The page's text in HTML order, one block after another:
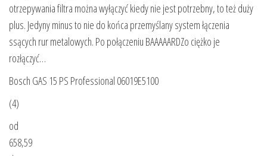
otrzepywania filtra można wyłączyć kiedy nie jest potrzebny, to też duży
plus. Jedyny minus to nie do końca przemyślany system łączenia
ssących rur metalowych. Po połączeniu BAAAAARDZo ciężko je
rozłączyć…
Bosch GAS 15 PS Professional 06019E5100
(4)
od
658,59